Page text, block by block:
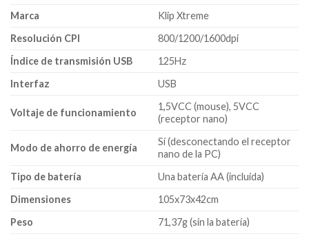
Marca
Klip Xtreme
Resolución CPI
800/1200/1600dpi
Índice de transmisión USB
125Hz
Interfaz
USB
Voltaje de funcionamiento
1,5VCC (mouse), 5VCC
(receptor nano)
Modo de ahorro de energía
Sí (desconectando el receptor
nano de la PC)
Tipo de batería
Una batería AA (incluida)
Dimensiones
105x73x42cm
Peso
71,37g (sin la batería)